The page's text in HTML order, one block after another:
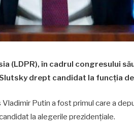
(LDPR), în cadrul congresului
drept candidat la funcția
Putin a fost primul care a
la alegerile prezidențiale.